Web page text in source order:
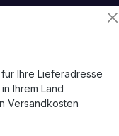
Ihre Lieferadresse
Ihrem Land
Versandkosten